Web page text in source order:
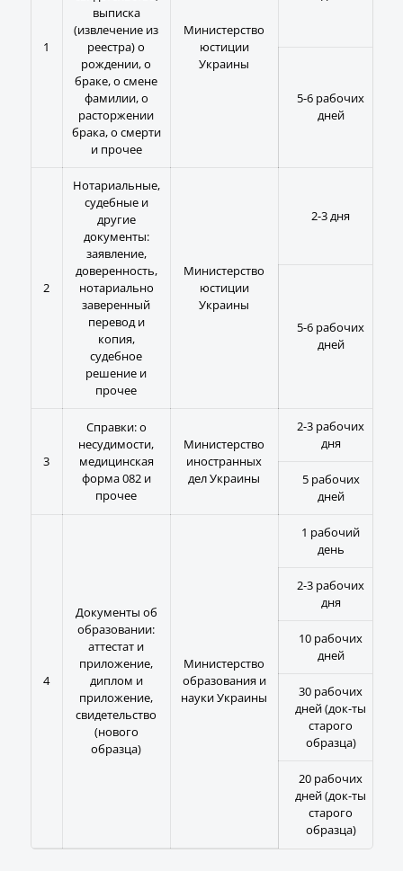
1
выписка
(извлечение из
реестра) о
рождении, о
браке, о смене
фамилии, о
расторжении
брака, о смерти
и прочее
Министерство
юстиции
Украины
5-6 рабочих
дней
2
Нотариальные,
судебные и
другие
документы:
заявление,
доверенность,
нотариально
заверенный
перевод и
копия,
судебное
решение и
прочее
Министерство
юстиции
Украины
2-3 дня
5-6 рабочих
дней
3
Справки: о
несудимости,
медицинская
форма 082 и
прочее
Министерство
иностранных
дел Украины
2-3 рабочих
дня
5 рабочих
дней
4
Документы об
образовании:
аттестат и
приложение,
диплом и
приложение,
свидетельство
(нового
образца)
Министерство
образования и
науки Украины
1 рабочий
день
2-3 рабочих
дня
10 рабочих
дней
30 рабочих
дней (док-ты
старого
образца)
20 рабочих
дней (док-ты
старого
образца)